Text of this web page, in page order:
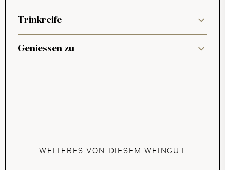
Trinkreife
Geniessen zu
WEITERES VON DIESEM WEINGUT